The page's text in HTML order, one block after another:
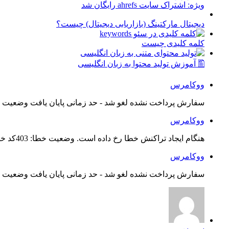
ویژه: اشتراک سایت ahrefs رایگان شد
دیجیتال مارکتینگ (بازاریابی دیجیتال) چیست؟
کلمه کلیدی چیست
🖺 آموزش تولید محتوا به زبان انگلیسی
ووکامرس
سفارش پرداخت نشده لغو شد - حد زمانی پایان یافت
ووکامرس
هنگام ایجاد تراکنش خطا رخ داده است. وضعیت خطا: 403کد خطا: 21...
ووکامرس
سفارش پرداخت نشده لغو شد - حد زمانی پایان یافت